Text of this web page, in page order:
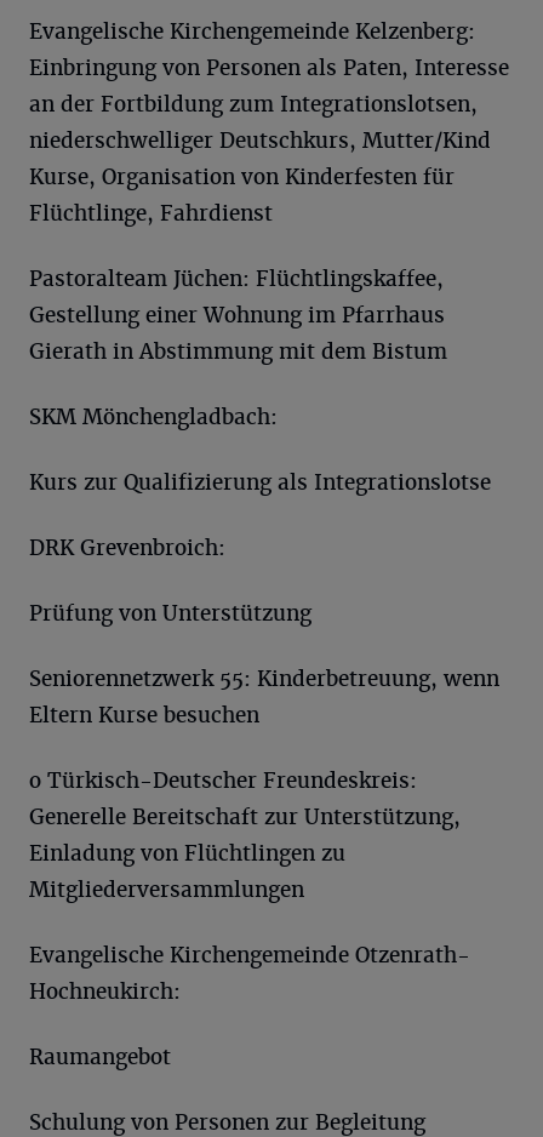
Evangelische Kirchengemeinde Kelzenberg:
Einbringung von Personen als Paten, Interesse
an der Fortbildung zum Integrationslotsen,
niederschwelliger Deutschkurs, Mutter/Kind
Kurse, Organisation von Kinderfesten für
Flüchtlinge, Fahrdienst
Pastoralteam Jüchen: Flüchtlingskaffee,
Gestellung einer Wohnung im Pfarrhaus
Gierath in Abstimmung mit dem Bistum
SKM Mönchengladbach:
Kurs zur Qualifizierung als Integrationslotse
DRK Grevenbroich:
Prüfung von Unterstützung
Seniorennetzwerk 55: Kinderbetreuung, wenn
Eltern Kurse besuchen
o Türkisch-Deutscher Freundeskreis:
Generelle Bereitschaft zur Unterstützung,
Einladung von Flüchtlingen zu
Mitgliederversammlungen
Evangelische Kirchengemeinde Otzenrath-
Hochneukirch:
Raumangebot
Schulung von Personen zur Begleitung